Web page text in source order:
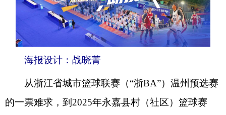
海报设计：战晓菁
从浙江省城市篮球联赛（“浙BA”）温州预选赛
的一票难求，到2025年永嘉县村（社区）篮球赛